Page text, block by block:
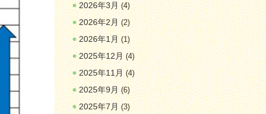
2026年3月(4)
2026年2月(2)
2026年1月(1)
2025年12月(4)
2025年11月(4)
2025年9月(6)
2025年7月(3)